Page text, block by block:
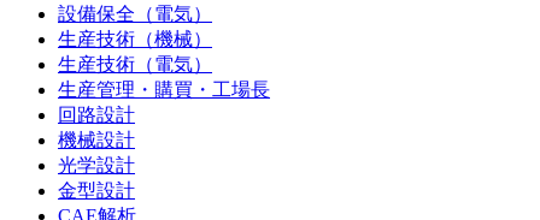
設備保全（電気）
生産技術（機械）
生産技術（電気）
生産管理・購買・工場長
回路設計
機械設計
光学設計
金型設計
CAE解析